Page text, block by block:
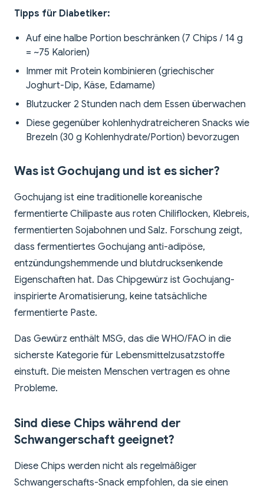
Tipps für Diabetiker:
Auf eine halbe Portion beschränken (7 Chips / 14 g
= ~75 Kalorien)
Immer mit Protein kombinieren (griechischer
Joghurt-Dip, Käse, Edamame)
Blutzucker 2 Stunden nach dem Essen überwachen
Diese gegenüber kohlenhydratreicheren Snacks wie
Brezeln (30 g Kohlenhydrate/Portion) bevorzugen
Was ist Gochujang und ist es sicher?
Gochujang ist eine traditionelle koreanische
fermentierte Chilipaste aus roten Chiliflocken, Klebreis,
fermentierten Sojabohnen und Salz. Forschung zeigt,
dass fermentiertes Gochujang anti-adipöse,
entzündungshemmende und blutdrucksenkende
Eigenschaften hat. Das Chipgewürz ist Gochujang-
inspirierte Aromatisierung, keine tatsächliche
fermentierte Paste.
Das Gewürz enthält MSG, das die WHO/FAO in die
sicherste Kategorie für Lebensmittelzusatzstoffe
einstuft. Die meisten Menschen vertragen es ohne
Probleme.
Sind diese Chips während der
Schwangerschaft geeignet?
Diese Chips werden nicht als regelmäßiger
Schwangerschafts-Snack empfohlen, da sie einen